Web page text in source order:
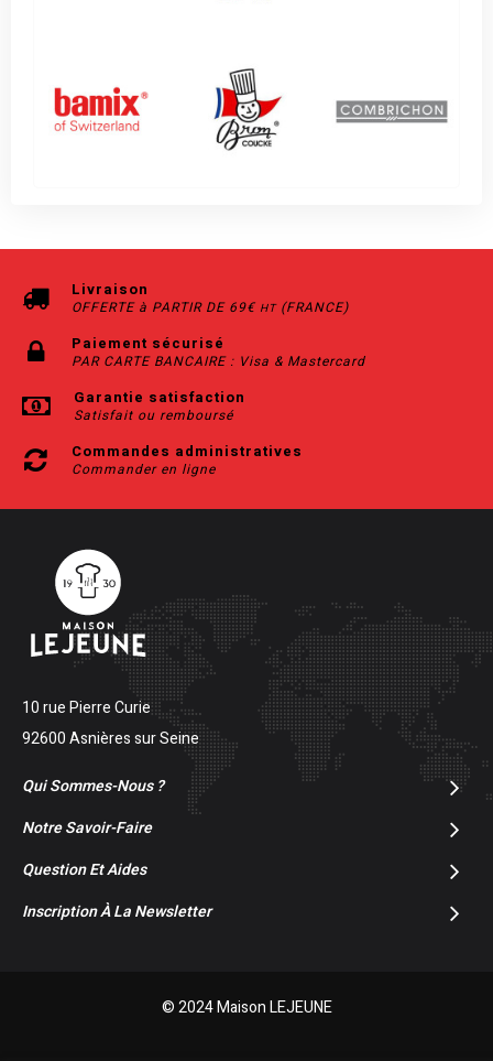
Livraison
OFFERTE à PARTIR DE 69€ HT(FRANCE)
Paiement sécurisé
PAR CARTE BANCAIRE : Visa & Mastercard
Garantie satisfaction
Satisfait ou remboursé
Commandes administratives
Commander en ligne
10 rue Pierre Curie
92600 Asnières sur Seine
Qui Sommes-Nous ?
Notre Savoir-Faire
Question Et Aides
Inscription À La Newsletter
© 2024 Maison LEJEUNE